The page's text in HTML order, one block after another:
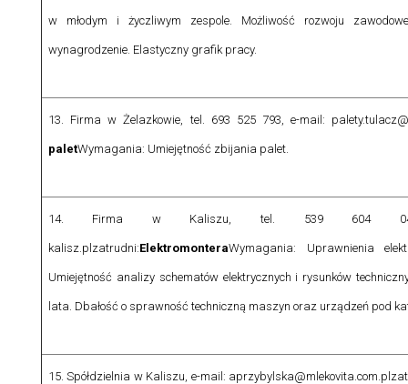
w młodym i życzliwym zespole. Możliwość rozwoju
wynagrodzenie. Elastyczny grafik pracy.
13. Firma w Żelazkowie, tel. 693 525 793, e-mail:
paletWymagania: Umiejętność zbijania palet.
14. Firma w Kaliszu, tel. 539 604 044, e-
kalisz.pl zatrudni:ElektromonteraWymagania: Uprawnienia
Umiejętność analizy schematów elektrycznych i rysunków
lata. Dbałość o sprawność techniczną maszyn oraz urządzeń pod
15. Spółdzielnia w Kaliszu, e-mail: aprzybylska@mlekovita.com.pl